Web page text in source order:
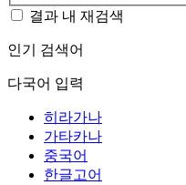
결과 내 재검색
인기 검색어
다국어 입력
히라가나
가타카나
중국어
한글고어